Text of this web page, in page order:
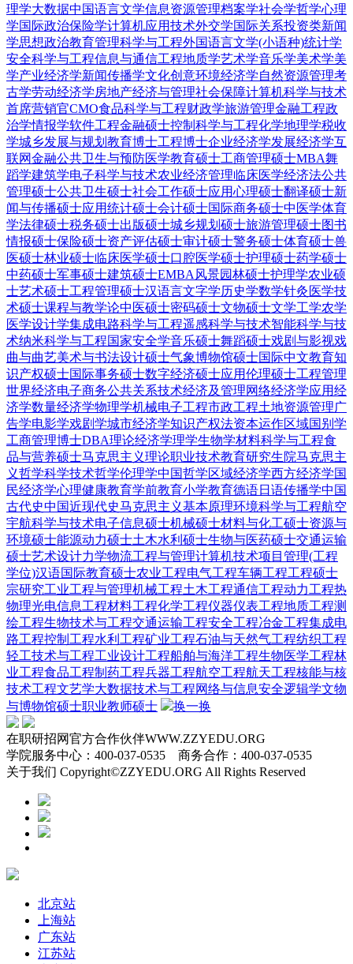
理学大数据中国语言文学信息资源管理档案学社会学哲学心理
学国际政治保险学计算机应用技术外交学国际关系投资类新闻
学思想政治教育管理科学与工程外国语言文学(小语种)统计学
安全科学与工程信息与通信工程地质学艺术学音乐学美术学美
学产业经济学新闻传播学文化创意环境经济学自然资源管理考
古学劳动经济学房地产经济与管理社会保障计算机科学与技术
首席营销官CMO食品科学与工程财政学旅游管理金融工程政
治学情报学软件工程金融硕士控制科学与工程化学地理学税收
学城乡发展与规划 教育博士工程博士企业经济学发展经济学互
联网金融公共卫生与预防医学教育硕士工商管理硕士MBA舞
蹈学建筑学电子科学与技术农业经济管理临床医学经济法公共
管理硕士公共卫生硕士社会工作硕士应用心理硕士翻译硕士新
闻与传播硕士应用统计硕士会计硕士国际商务硕士中医学体育
学法律硕士税务硕士出版硕士城乡规划硕士旅游管理硕士图书
情报硕士保险硕士资产评估硕士审计硕士警务硕士体育硕士兽
医硕士林业硕士临床医学硕士口腔医学硕士护理硕士药学硕士
中药硕士军事硕士建筑硕士EMBA 风景园林硕士护理学农业硕
士艺术硕士工程管理硕士汉语言文字学历史学数学针灸 医学技
术硕士课程与教学论中医硕士密码硕士文物硕士文学工学农学
医学设计学集成电路科学与工程遥感科学与技术智能科学与技
术纳米科学与工程国家安全学音乐硕士舞蹈硕士戏剧与影视戏
曲与曲艺美术与书法设计硕士气象博物馆硕士国际中文教育知
识产权硕士国际事务硕士数字经济硕士应用伦理硕士工程管理
世界经济电子商务公共关系技术经济及管理网络经济学应用经
济学数量经济学物理学机械电子工程市政工程土地资源管理广
告学电影学戏剧学城市经济学知识产权法资本运作区域国别学
工商管理博士DBA理论经济学理学生物学材料科学与工程食
品与营养硕士马克思主义理论职业技术教育研究生院马克思主
义哲学科学技术哲学伦理学中国哲学区域经济学西方经济学国
民经济学心理健康教育学前教育小学教育德语日语传播学中国
古代史中国近现代史马克思主义基本原理环境科学与工程航空
宇航科学与技术电子信息硕士机械硕士材料与化工硕士资源与
环境硕士能源动力硕士土木水利硕士生物与医药硕士交通运输
硕士艺术设计力学物流工程与管理计算机技术项目管理(工程
学位)汉语国际教育硕士农业工程电气工程车辆工程工程硕士
宗研究工业工程与管理机械工程土木工程通信工程动力工程热
物理光电信息工程材料工程化学工程仪器仪表工程地质工程测
绘工程生物技术与工程交通运输工程安全工程冶金工程集成电
路工程控制工程水利工程矿业工程石油与天然气工程纺织工程
轻工技术与工程工业设计工程船舶与海洋工程生物医学工程林
业工程食品工程制药工程兵器工程航空工程航天工程核能与核
技术工程文艺学大数据技术与工程网络与信息安全逻辑学文物
与博物馆硕士职业教师硕士 换一换
在职研招网官方合作伙伴WWW.ZZYEDU.ORG
学院服务中心：400-037-0535 商务合作：400-037-0535
关于我们 Copyright©ZZYEDU.ORG All Rights Reserved
北京站
上海站
广东站
江苏站